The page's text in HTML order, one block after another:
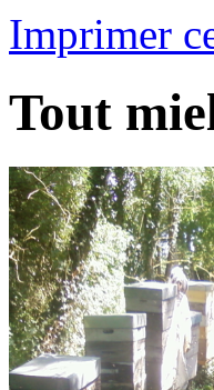
Imprimer
Tout